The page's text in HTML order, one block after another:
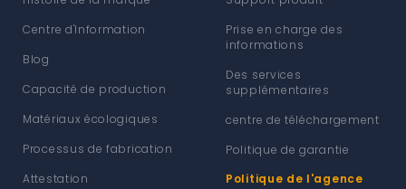
Centre d'Information
Blog
Capacité de production
Matériaux écologiques
Processus de fabrication
Attestation
Prise en charge des
informations
Des services
supplémentaires
centre de téléchargement
Politique de garantie
Politique de l'agence